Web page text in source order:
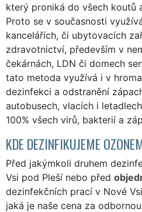
který proniká do všech koutů
Proto se v současnosti
kancelářích, či ubytovacích
zdravotnictví, především v
čekárnách, LDN či domech
tato metoda využívá i v
dezinfekci a odstranění
autobusech, vlacích i
100% všech virů, bakterií a
KDE DEZINFIKUJEME
Před jakýmkoli druhem
Vsi pod Pleší nebo před
dezinfekčních prací v Nové
jaká je naše cena za